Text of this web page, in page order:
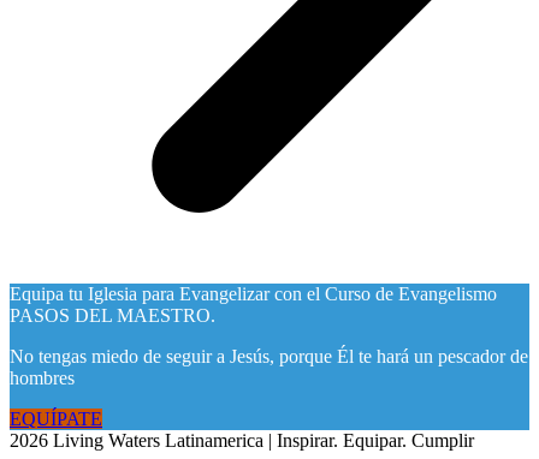
Equipa tu Iglesia para Evangelizar con el Curso de Evangelismo
PASOS DEL MAESTRO.
No tengas miedo de seguir a Jesús, porque Él te hará un pescador de
hombres
EQUÍPATE
2026 Living Waters Latinamerica | Inspirar. Equipar. Cumplir